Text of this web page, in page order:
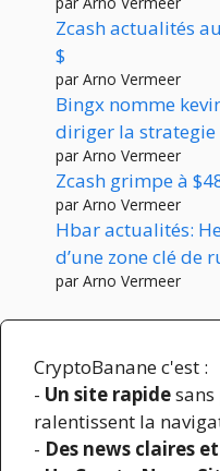
Zcash actualités
$
par Arno Vermeer
Bingx nomme
diriger la strategie
par Arno Vermeer
Zcash grimpe à
par Arno Vermeer
Hbar actualités:
d’une zone clé de
par Arno Vermeer
CryptoBanane c'est :
- Un site rapide
ralentissent la
- Des news claires